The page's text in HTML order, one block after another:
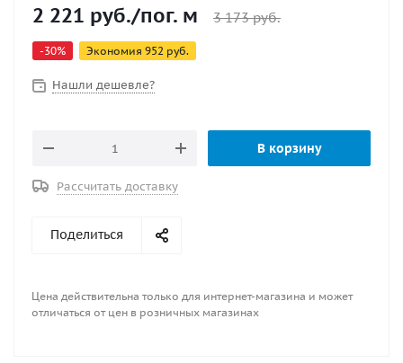
м² обеспечивает высокую стойкость к проколам и
истиранию, а TPU-покрытие помогает сохранять
эластичность и герметичность соединений при
корректной технологии склейки/сварки.
2 221 руб./пог. м 3 173руб.
-30% Экономия 952 руб.
Нашли дешевле?
В корзину
Рассчитать доставку
Поделиться
Цена действительна только для интернет-магазина и может
отличаться от цен в розничных магазинах